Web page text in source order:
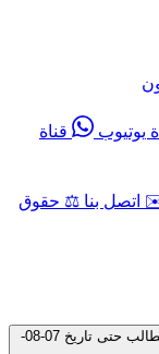
يوتيوب
قناة
اتصل بنا ⚖️ حقوق
جميع الملفات المتوفرة بحسب 121 في قسم كتب للطالب حتى تاريخ 07-08-